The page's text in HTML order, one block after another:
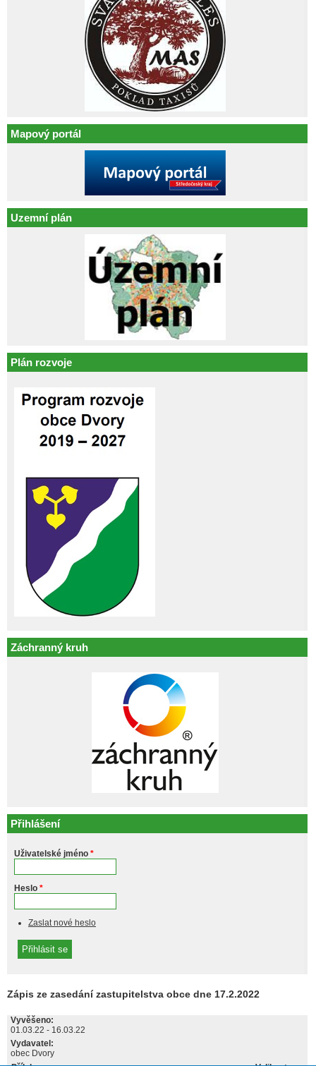
Mapový portál
Uzemní plán
Plán rozvoje
Záchranný kruh
Přihlášení
Uživatelské jméno *
Heslo *
Zaslat nové heslo
Zápis ze zasedání zastupitelstva obce dne 17.2.2022
Vyvěšeno:
01.03.22 - 16.03.22
Vydavatel:
obec Dvory